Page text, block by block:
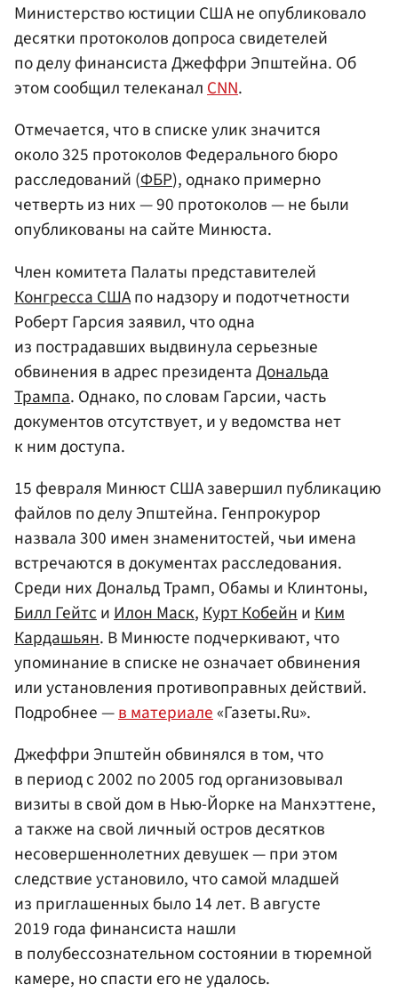
Министерство юстиции США не опубликовало
десятки протоколов допроса свидетелей
по делу финансиста Джеффри Эпштейна. Об
этом сообщил телеканалCNN.
Отмечается, что в списке улик значится
около 325 протоколов Федерального бюро
расследований (ФБР), однако примерно
четверть из них — 90 протоколов — не были
опубликованы на сайте Минюста.
Член комитета Палаты представителей
Конгресса СШАпо надзору и подотчетности
Роберт Гарсия заявил, что одна
из пострадавших выдвинула серьезные
обвинения в адрес президентаДональда
Трампа. Однако, по словам Гарсии, часть
документов отсутствует, и у ведомства нет
к ним доступа.
15 февраля Минюст США завершил публикацию
файлов по делу Эпштейна. Генпрокурор
назвала 300 имен знаменитостей, чьи имена
встречаются в документах расследования.
Среди них Дональд Трамп, Обамы и Клинтоны,
Билл ГейтсиИлон Маск,Курт КобейниКим
Кардашьян. В Минюсте подчеркивают, что
упоминание в списке не означает обвинения
или установления противоправных действий.
Подробнее —в материале«Газеты.Ru».
Джеффри Эпштейн обвинялся в том, что
в период с 2002 по 2005 год организовывал
визиты в свой дом в Нью-Йорке на Манхэттене,
а также на свой личный остров десятков
несовершеннолетних девушек — при этом
следствие установило, что самой младшей
из приглашенных было 14 лет. В августе
2019 года финансиста нашли
в полубессознательном состоянии в тюремной
камере, но спасти его не удалось.